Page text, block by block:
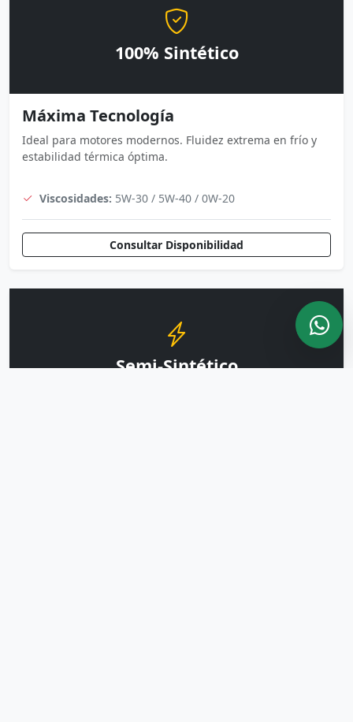
100% Sintético
Máxima Tecnología
Ideal para motores modernos. Fluidez extrema en frío y
estabilidad térmica óptima.
Viscosidades: 5W-30 / 5W-40 / 0W-20
Consultar Disponibilidad
Semi-Sintético